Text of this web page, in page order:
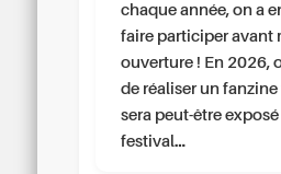
chaque année, on a
faire participer avant
ouverture ! En 2026,
de réaliser un
sera peut-être
festival…